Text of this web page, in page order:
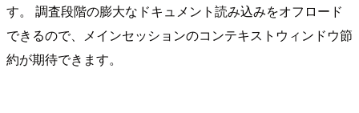
す。 調査段階の膨大なドキュメント読み込みをオフロード
できるので、メインセッションのコンテキストウィンドウ節
約が期待できます。